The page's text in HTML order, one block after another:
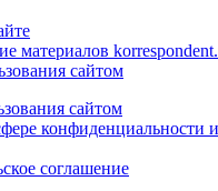
материалов
сайтом
сайтом
конфиденциальности
соглашение